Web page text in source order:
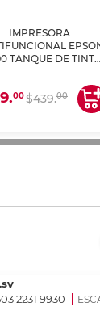
IMPRESORA
TANQUE DE TINTA
00$439.00
2231 9930